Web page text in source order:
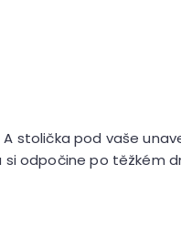
stolička pod vaše
si odpočine po těžkém